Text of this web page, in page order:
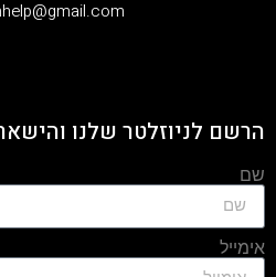
הרשם לניוזלטר שלנו
שם
אימייל